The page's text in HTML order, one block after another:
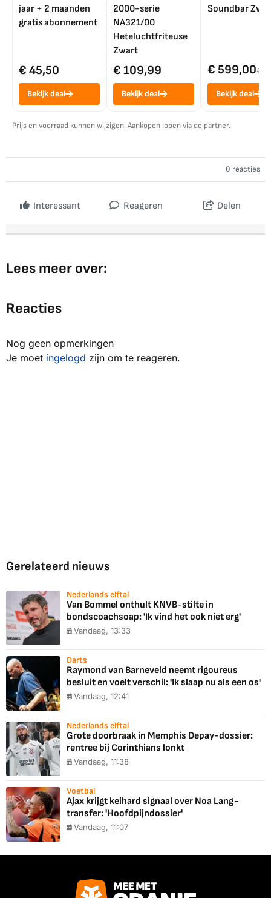
jaar + 2 maanden
gratis abonnement
€ 45,50
Bekijk deal
2000-serie
NA321/00
Heteluchtfriteuse
Zwart
€ 109,99
Bekijk deal
Soundbar
€ 599,00€
Bekijk deal
Prijs en voorraad kunnen wijzigen. Aankopen lopen via de partner.
0 reacties
Interessant Reageren Delen
Lees meer over:
Reacties
Nog geen opmerkingen
Je moet ingelogd zijn om te reageren.
Gerelateerd nieuws
Nederlands elftal
Van Bommel onthult KNVB-stilte in
bondscoachsoap: 'Ik vind het ook niet erg'
Vandaag, 13:33
Darts
Raymond van Barneveld neemt rigoureus
besluit en voelt verschil: 'Ik slaap nu als een os'
Vandaag, 12:41
Nederlands elftal
Grote doorbraak in Memphis Depay-dossier:
rentree bij Corinthians lonkt
Vandaag, 11:38
Voetbal
Ajax krijgt keihard signaal over Noa Lang-
transfer: 'Hoofdpijndossier'
Vandaag, 11:07